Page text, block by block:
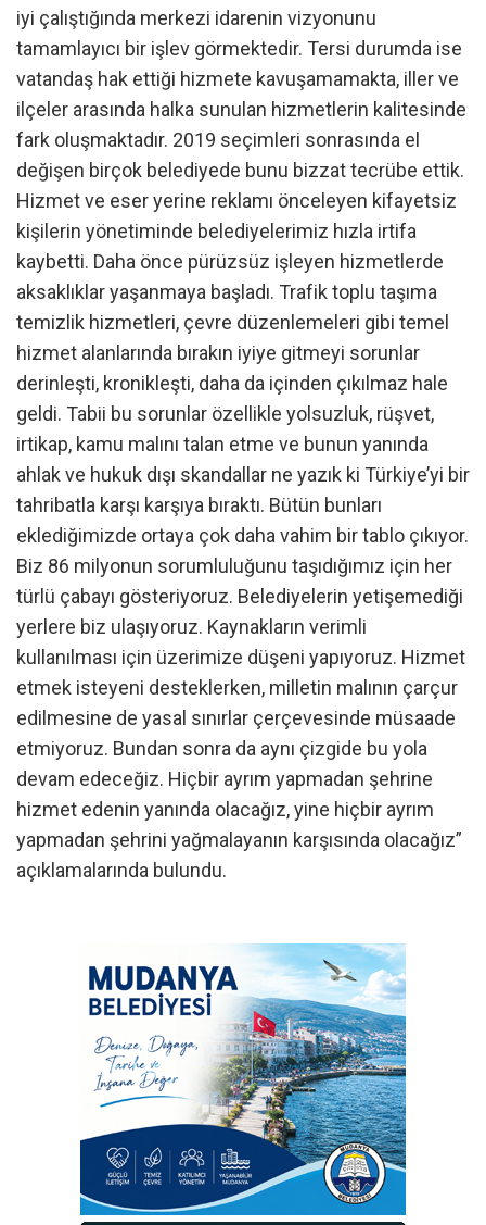
iyi çalıştığında merkezi idarenin vizyonunu
tamamlayıcı bir işlev görmektedir. Tersi durumda ise
vatandaş hak ettiği hizmete kavuşamamakta, iller ve
ilçeler arasında halka sunulan hizmetlerin kalitesinde
fark oluşmaktadır. 2019 seçimleri sonrasında el
değişen birçok belediyede bunu bizzat tecrübe ettik.
Hizmet ve eser yerine reklamı önceleyen kifayetsiz
kişilerin yönetiminde belediyelerimiz hızla irtifa
kaybetti. Daha önce pürüzsüz işleyen hizmetlerde
aksaklıklar yaşanmaya başladı. Trafik toplu taşıma
temizlik hizmetleri, çevre düzenlemeleri gibi temel
hizmet alanlarında bırakın iyiye gitmeyi sorunlar
derinleşti, kronikleşti, daha da içinden çıkılmaz hale
geldi. Tabii bu sorunlar özellikle yolsuzluk, rüşvet,
irtikap, kamu malını talan etme ve bunun yanında
ahlak ve hukuk dışı skandallar ne yazık ki Türkiye’yi bir
tahribatla karşı karşıya bıraktı. Bütün bunları
eklediğimizde ortaya çok daha vahim bir tablo çıkıyor.
Biz 86 milyonun sorumluluğunu taşıdığımız için her
türlü çabayı gösteriyoruz. Belediyelerin yetişemediği
yerlere biz ulaşıyoruz. Kaynakların verimli
kullanılması için üzerimize düşeni yapıyoruz. Hizmet
etmek isteyeni desteklerken, milletin malının çarçur
edilmesine de yasal sınırlar çerçevesinde müsaade
etmiyoruz. Bundan sonra da aynı çizgide bu yola
devam edeceğiz. Hiçbir ayrım yapmadan şehrine
hizmet edenin yanında olacağız, yine hiçbir ayrım
yapmadan şehrini yağmalayanın karşısında olacağız”
açıklamalarında bulundu.